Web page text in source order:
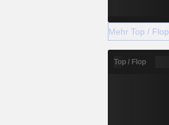
Mehr Top / Flop
Top / Flop